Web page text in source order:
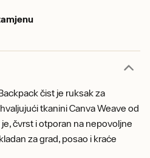
čist je ruksak za
tkanini Canva Weave od
čvrst i otporan na nepovoljne
za grad, posao i kraće